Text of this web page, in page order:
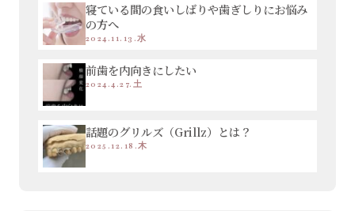
寝ている間の食いしばりや歯ぎしりにお悩み
の方へ
2024.11.13.水
前歯を内向きにしたい
2024.4.27.土
話題のグリルズ（Grillz）とは？
2025.12.18.木